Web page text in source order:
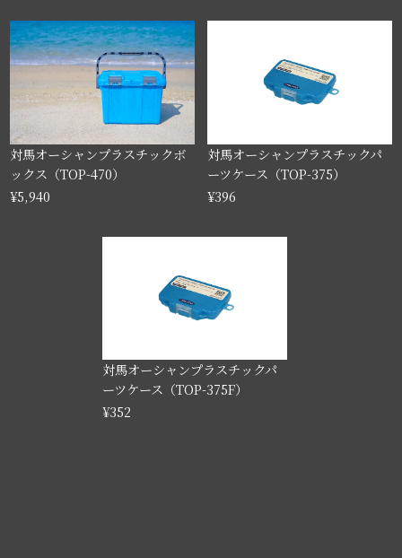
対馬オーシャンプラスチックボ
ックス（TOP-470）
¥5,940
対馬オーシャンプラスチックパ
ーツケース（TOP-375）
¥396
対馬オーシャンプラスチックパ
ーツケース（TOP-375F）
¥352